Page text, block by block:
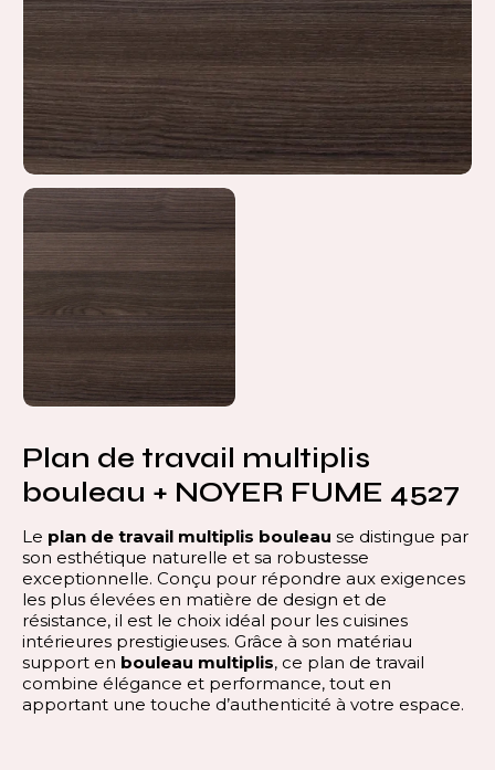
Plan de travail multiplis
bouleau + NOYER FUME 4527
Le plan de travail multiplis bouleau se distingue par
son esthétique naturelle et sa robustesse
exceptionnelle. Conçu pour répondre aux exigences
les plus élevées en matière de design et de
résistance, il est le choix idéal pour les cuisines
intérieures prestigieuses. Grâce à son matériau
support en bouleau multiplis, ce plan de travail
combine élégance et performance, tout en
apportant une touche d’authenticité à votre espace.